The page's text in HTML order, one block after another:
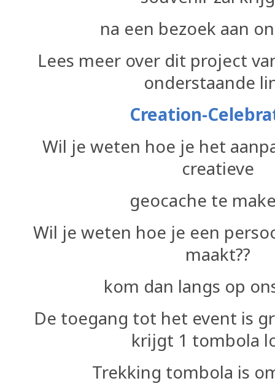
na een bezoek aan
Lees meer over dit project
onderstaande
Creation-
Wil je weten hoe je het
creatieve
geocache te
Wil je weten hoe je een
maakt??
kom dan langs op
De toegang tot het event is
krijgt 1 tombola
Trekking tombola is